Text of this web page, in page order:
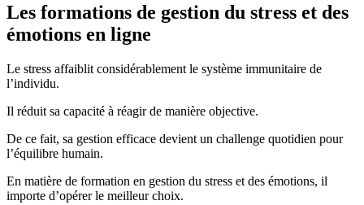
Les formations de gestion du stress et des
émotions en ligne
Le stress affaiblit considérablement le système immunitaire de
l’individu.
Il réduit sa capacité à réagir de manière objective.
De ce fait, sa gestion efficace devient un challenge quotidien pour
l’équilibre humain.
En matière de formation en gestion du stress et des émotions, il
importe d’opérer le meilleur choix.